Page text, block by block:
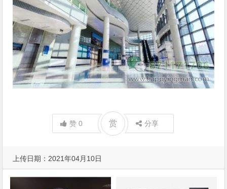
赞 0 赏 分享
上传日期：2021年04月10日